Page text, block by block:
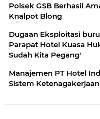
Polsek GSB Berhasil
Knalpot Blong
Dugaan Eksploitasi
Parapat Hotel Kuasa Hukum Buruh : " Data dan Bukti
Sudah Kita Pegang'
Manajemen PT Hotel
Sistem